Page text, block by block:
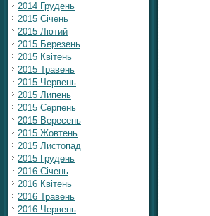
2014 Грудень
2015 Січень
2015 Лютий
2015 Березень
2015 Квітень
2015 Травень
2015 Червень
2015 Липень
2015 Серпень
2015 Вересень
2015 Жовтень
2015 Листопад
2015 Грудень
2016 Січень
2016 Квітень
2016 Травень
2016 Червень